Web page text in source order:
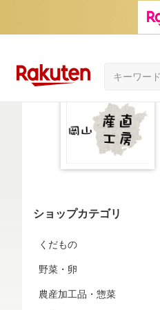
ショップカテゴリ
くだもの
野菜・卵
農産加工品・惣菜